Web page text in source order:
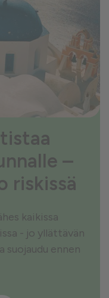
–
riskissä
kaikissa
- jo yllättävän
suojaudu ennen